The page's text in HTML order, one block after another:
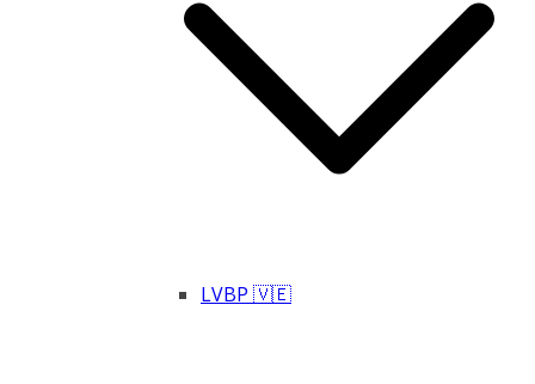
LVBP 🇻🇪